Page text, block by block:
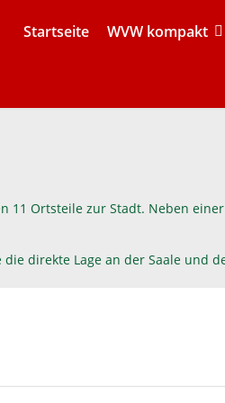
Startseite WVW kompakt
Ortsteile zur Stadt. Neben
direkte Lage an der Saale und